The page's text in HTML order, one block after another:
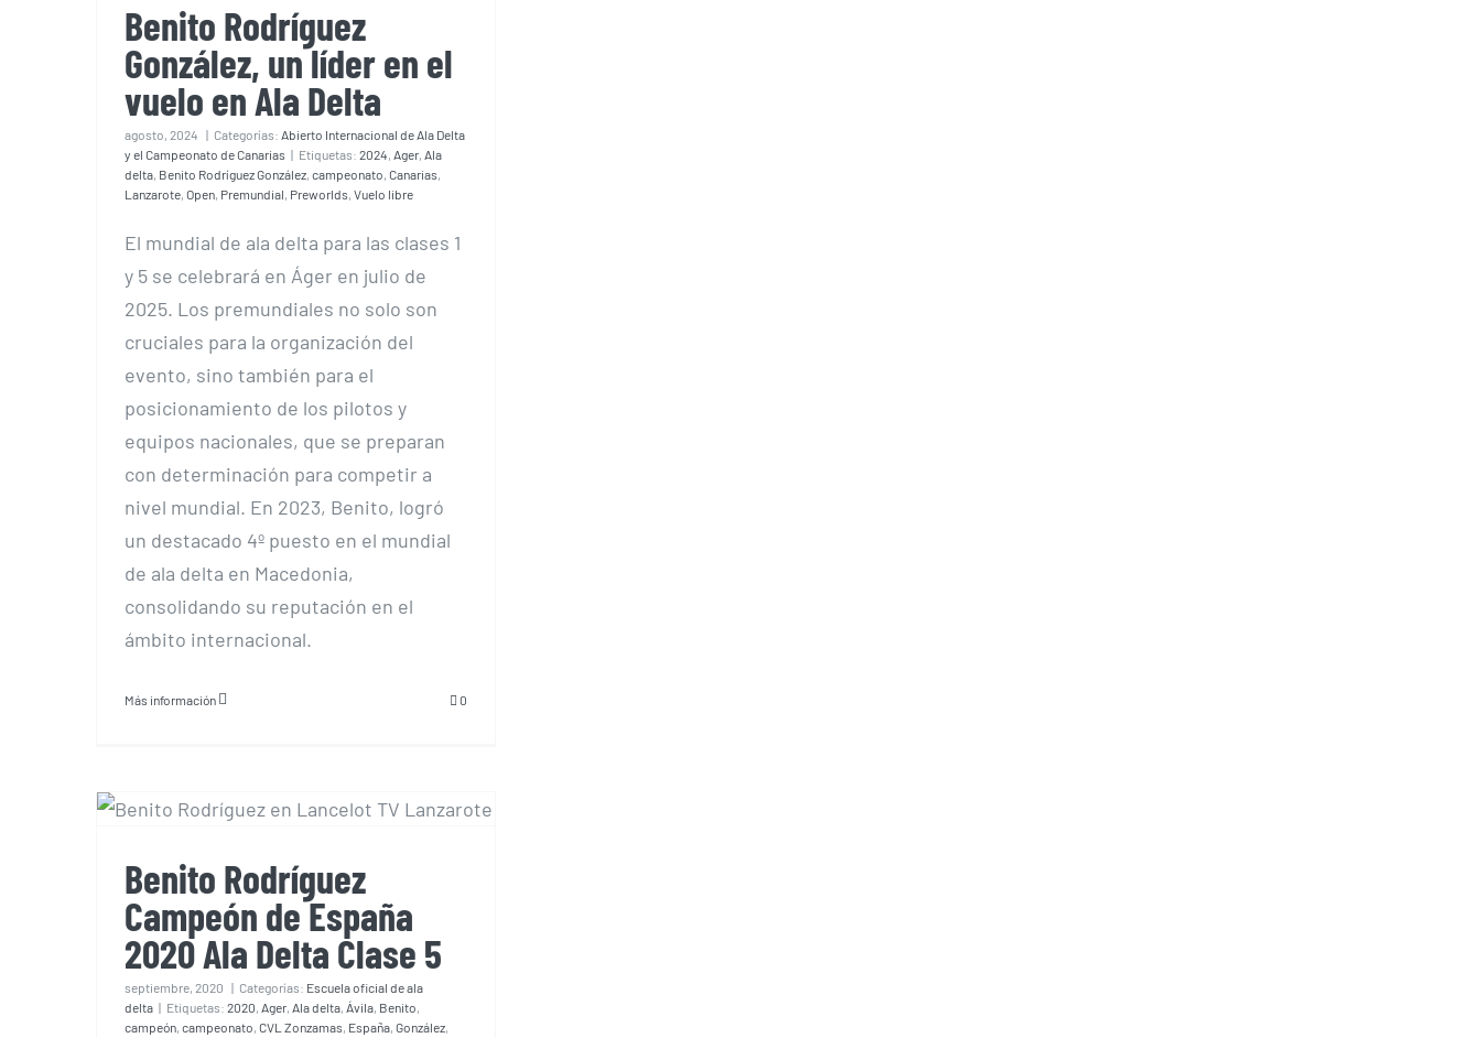
Benito Rodríguez
González, un líder en el
vuelo en Ala Delta
agosto, 2024 | Categorías: Abierto Internacional de Ala Delta
y el Campeonato de Canarias | Etiquetas: 2024, Ager, Ala
delta, Benito Rodríguez González, campeonato, Canarias,
Lanzarote, Open, Premundial, Preworlds, Vuelo libre
El mundial de ala delta para las clases 1
y 5 se celebrará en Áger en julio de
2025. Los premundiales no solo son
cruciales para la organización del
evento, sino también para el
posicionamiento de los pilotos y
equipos nacionales, que se preparan
con determinación para competir a
nivel mundial. En 2023, Benito, logró
un destacado 4º puesto en el mundial
de ala delta en Macedonia,
consolidando su reputación en el
ámbito internacional.
Más información 0
de España 2020 Ala Delta
Benito Rodríguez
Campeón de España
2020 Ala Delta Clase 5
septiembre, 2020 | Categorías: Escuela oficial de ala
delta | Etiquetas: 2020, Ager, Ala delta, Ávila, Benito,
campeón, campeonato, CVL Zonzamas, España, González,